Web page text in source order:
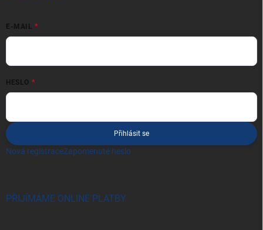
E-MAIL
HESLO
Přihlásit se
Nová registraceZapomenuté heslo
PŘIJÍMÁME ONLINE PLATBY